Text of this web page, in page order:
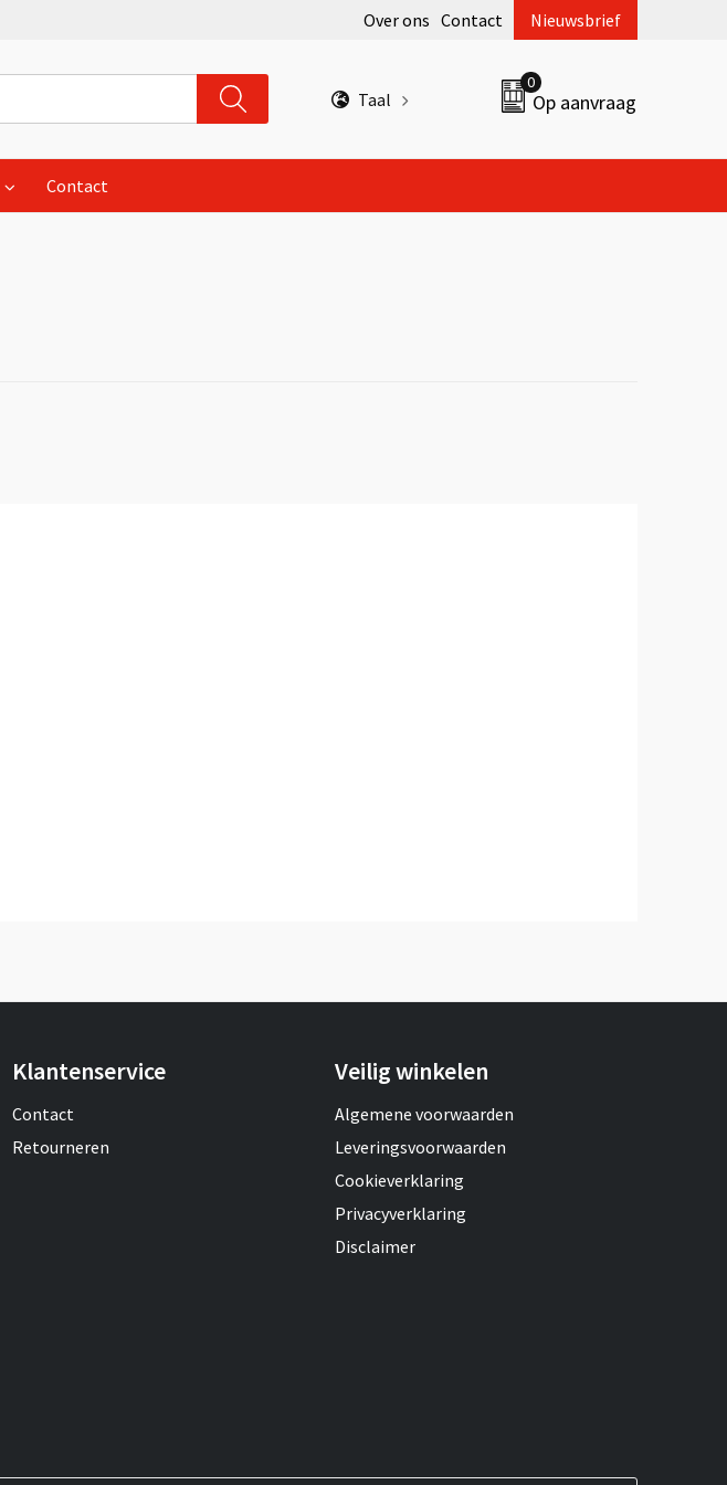
Over ons Contact Nieuwsbrief
Taal
0
Op aanvraag
Contact
Klantenservice
Contact
Retourneren
Veilig winkelen
Algemene voorwaarden
Leveringsvoorwaarden
Cookieverklaring
Privacyverklaring
Disclaimer